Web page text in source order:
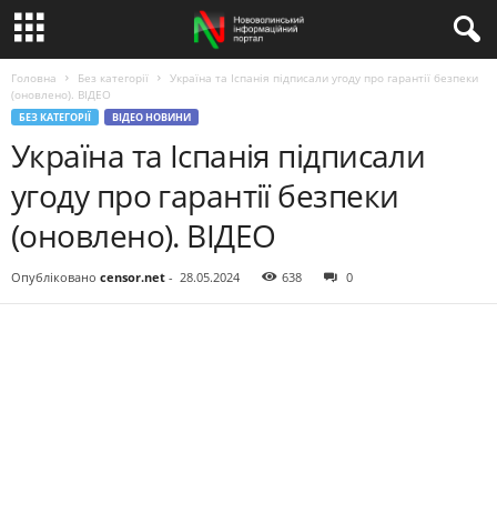
Головна Без категорії
Україна та Іспанія підписали угоду про гарантії безпеки
(оновлено). ВIДЕО
БЕЗ КАТЕГОРІЇ ВІДЕО НОВИНИ
Україна та Іспанія підписали
угоду про гарантії безпеки
(оновлено). ВIДЕО
Опубліковано censor.net - 28.05.2024 638 0